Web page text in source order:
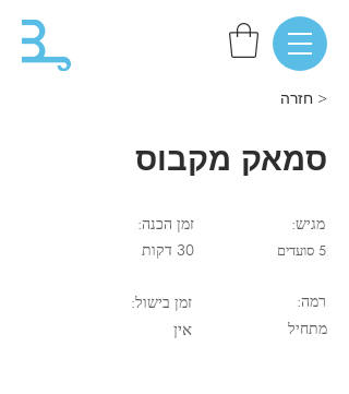
< חזרה
סמאק מקבוס
זמן הכנה:
30 דקות
זמן בישול:
אין
מגיש:
5 סועדים
רמה:
מתחיל